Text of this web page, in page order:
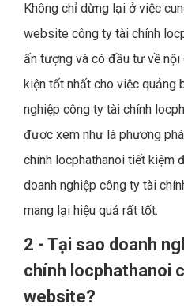
Không chỉ dừng lại ở việc
website công ty tài chính
ấn tượng và có đầu tư về
kiện tốt nhất cho việc quảng
nghiệp công ty tài chính
được xem như là phương
chính locphathanoi tiết kiệm
doanh nghiệp công ty tài
mang lại hiệu quả rất tốt.
2 - Tại sao doanh
chính locphathanoi
website?